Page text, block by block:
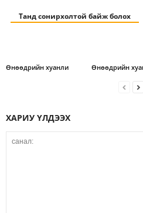
Танд сонирхолтой байж болох
Өнөөдрийн хуанли Өнөөдрийн
ХАРИУ ҮЛДЭЭХ